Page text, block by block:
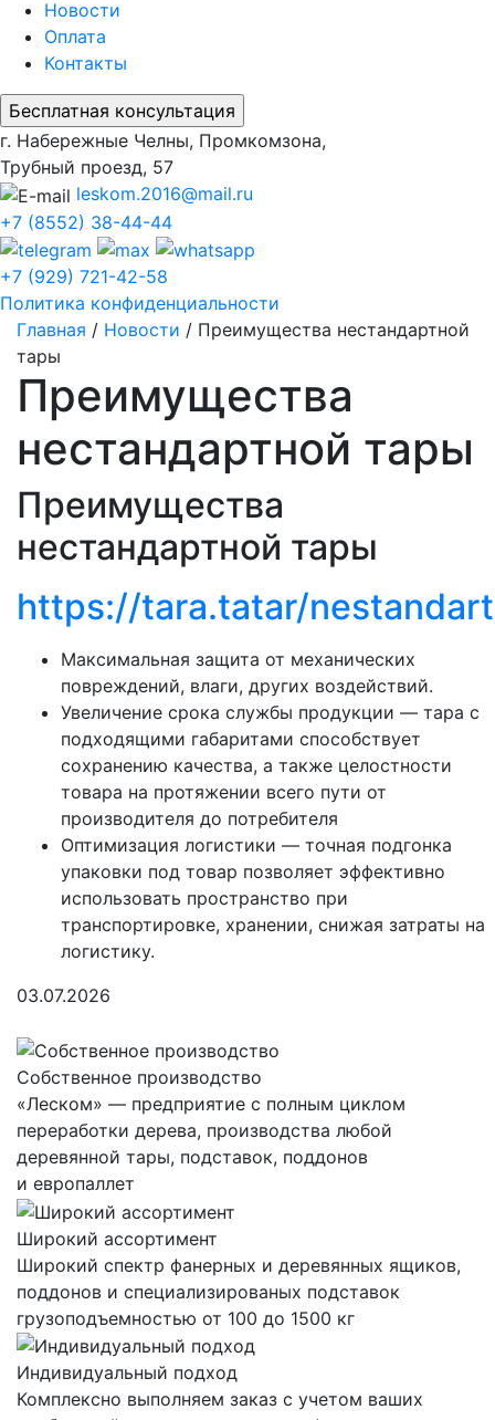
Новости
Оплата
Контакты
г. Набережные Челны, Промкомзона,
Трубный проезд, 57
leskom.2016@mail.ru
+7 (8552) 38-44-44
+7 (929) 721-42-58
Политика конфиденциальности
Главная / Новости / Преимущества нестандартной
тары
Преимущества
нестандартной тары
Преимущества
нестандартной тары
https://tara.tatar/
Максимальная защита от механических
повреждений, влаги, других воздействий.
Увеличение срока службы продукции — тара с
подходящими габаритами способствует
сохранению качества, а также целостности
товара на протяжении всего пути от
производителя до потребителя
Оптимизация логистики — точная подгонка
упаковки под товар позволяет эффективно
использовать пространство при
транспортировке, хранении, снижая затраты на
логистику.
03.07.2026
Собственное производство
«Леском» — предприятие с полным циклом
переработки дерева, производства любой
деревянной тары, подставок, поддонов
и европаллет
Широкий ассортимент
Широкий спектр фанерных и деревянных ящиков,
поддонов и специализированых подставок
грузоподъемностью от 100 до 1500 кг
Индивидуальный подход
Комплексно выполняем заказ с учетом ваших